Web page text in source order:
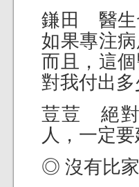
鎌田 醫生
如果專注
而且，這
對我付出
荳荳 絕對
人，一定要
◎ 沒有比